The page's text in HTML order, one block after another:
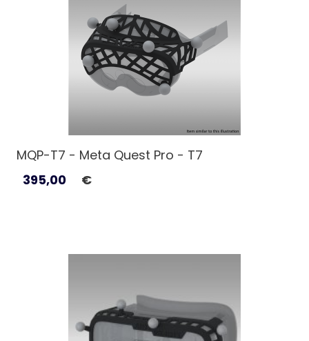
MQP-T7 - Meta Quest Pro - T7
395,00
€